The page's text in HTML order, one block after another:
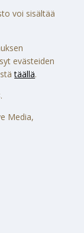
voi sisältää
evästeiden
täällä.
Media,